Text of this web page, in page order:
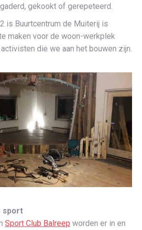
gekookt of gerepeteerd.
is Buurtcentrum de Muiterij is
maken voor de woon-werkplek
die we aan het bouwen zijn.
sport
Sport Club Balreep worden er in en